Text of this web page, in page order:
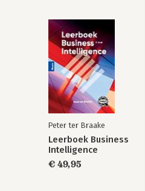
Peter ter Braake
Leerboek Business
Intelligence
€ 49,95